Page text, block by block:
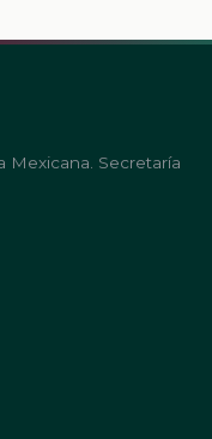
Mexicana. Secretaría